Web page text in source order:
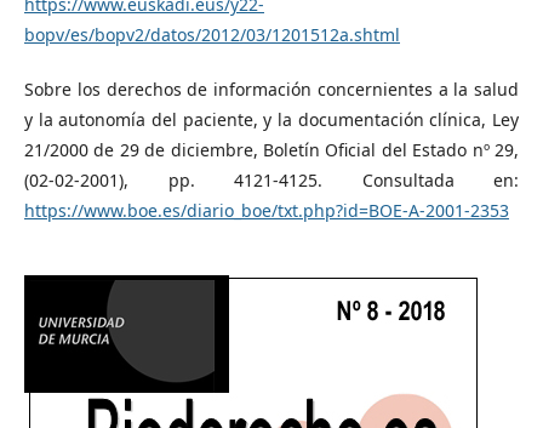
bopv/es/bopv2/datos/2012/03/1201512a.shtml
Sobre los derechos de información concernientes a la salud
y la autonomía del paciente, y la documentación clínica, Ley
21/2000 de 29 de diciembre, Boletín Oficial del Estado nº 29,
(02-02-2001), pp. 4121-4125. Consultada en:
https://www.boe.es/diario_boe/txt.php?id=BOE-A-2001-2353